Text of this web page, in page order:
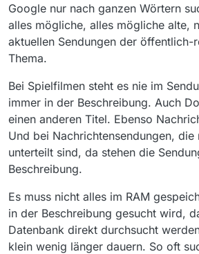
Google nur nach ganzen Wörtern
alles mögliche, alles mögliche alte,
aktuellen Sendungen der öffentlich-
Thema.
Bei Spielfilmen steht es nie im
immer in der Beschreibung. Auch
einen anderen Titel. Ebenso
Und bei Nachrichtensendungen, die
unterteilt sind, da stehen die
Beschreibung.
Es muss nicht alles im RAM
in der Beschreibung gesucht wird,
Datenbank direkt durchsucht
klein wenig länger dauern. So oft